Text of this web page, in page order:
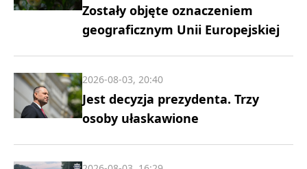
Zostały objęte oznaczeniem
geograficznym Unii Europejskiej
Jest decyzja prezydenta. Trzy
osoby ułaskawione
2026-08-03, 20:40